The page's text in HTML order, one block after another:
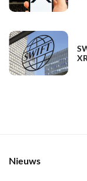
Nieuws